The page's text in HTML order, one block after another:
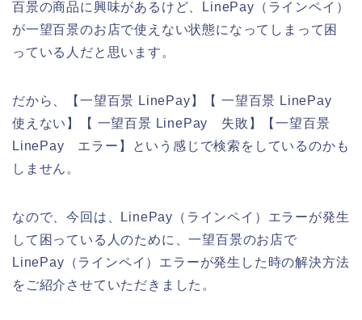
百景の商品に興味があるけど、LinePay（ラインペイ）
が一望百景のお店で使えない状態になってしまって困
っている人だと思います。
だから、【一望百景 LinePay】【 一望百景 LinePay
使えない】【 一望百景 LinePay 失敗】【一望百景
LinePay エラー】という感じで検索をしているのかも
しません。
なので、今回は、LinePay（ラインペイ）エラーが発生
して困っている人のために、一望百景のお店で
LinePay（ラインペイ）エラーが発生した時の解決方法
をご紹介させていただきました。